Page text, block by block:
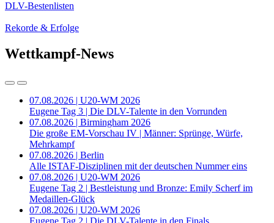
DLV-Bestenlisten
Rekorde & Erfolge
Wettkampf-News
07.08.2026 | U20-WM 2026
Eugene Tag 3 | Die DLV-Talente in den Vorrunden
07.08.2026 | Birmingham 2026
Die große EM-Vorschau IV | Männer: Sprünge, Würfe,
Mehrkampf
07.08.2026 | Berlin
Alle ISTAF-Disziplinen mit der deutschen Nummer eins
07.08.2026 | U20-WM 2026
Eugene Tag 2 | Bestleistung und Bronze: Emily Scherf im
Medaillen-Glück
07.08.2026 | U20-WM 2026
Eugene Tag 2 | Die DLV-Talente in den Finals